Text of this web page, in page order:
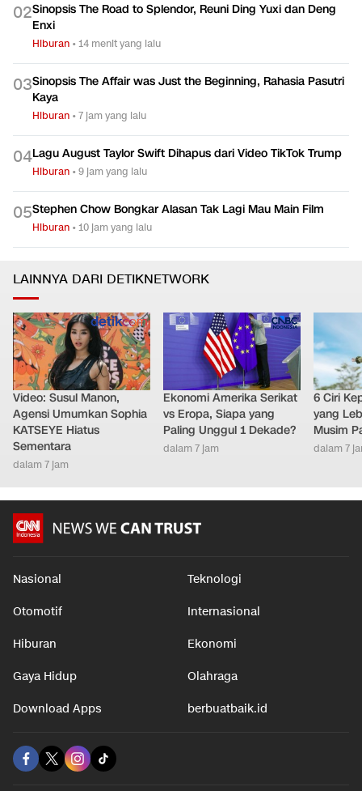
02Sinopsis The Road to Splendor, Reuni Ding Yuxi dan Deng
Enxi
Hiburan •14 menit yang lalu
03Sinopsis The Affair was Just the Beginning, Rahasia Pasutri
Kaya
Hiburan •7 jam yang lalu
04Lagu August Taylor Swift Dihapus dari Video TikTok Trump
Hiburan •9 jam yang lalu
05Stephen Chow Bongkar Alasan Tak Lagi Mau Main Film
Hiburan •10 jam yang lalu
LAINNYA DARI DETIKNETWORK
Video: Susul Manon,
Agensi Umumkan Sophia
KATSEYE Hiatus
Sementara
dalam 7 jam
Ekonomi Amerika Serikat
vs Eropa, Siapa yang
Paling Unggul 1 Dekade?
dalam 7 jam
6 Ciri
yang
Musim
dalam 7
Nasional Teknologi
Otomotif Internasional
Hiburan Ekonomi
Gaya Hidup Olahraga
Download Apps berbuatbaik.id